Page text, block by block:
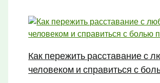
Как пережить расставание с
человеком и справиться с